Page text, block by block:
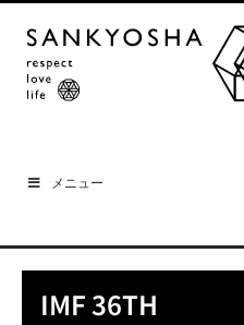
メニュー
IMF 36TH